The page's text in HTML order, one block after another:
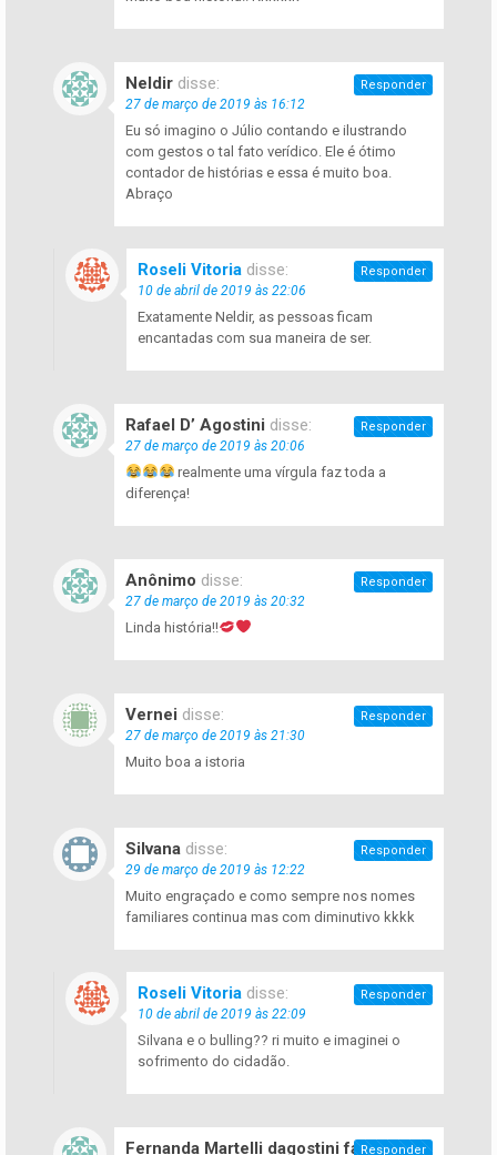
Neldir disse:
27 de março de 2019 às 16:12
Eu só imagino o Júlio contando e ilustrando
com gestos o tal fato verídico. Ele é ótimo
contador de histórias e essa é muito boa.
Abraço
Responder
Roseli Vitoria disse:
10 de abril de 2019 às 22:06
Exatamente Neldir, as pessoas ficam
encantadas com sua maneira de ser.
Responder
Rafael D’ Agostini disse:
27 de março de 2019 às 20:06
realmente uma vírgula faz toda a
diferença!
Responder
Anônimo disse:
27 de março de 2019 às 20:32
Linda história!!
Responder
Vernei disse:
27 de março de 2019 às 21:30
Muito boa a istoria
Responder
Silvana disse:
29 de março de 2019 às 12:22
Muito engraçado e como sempre nos nomes
familiares continua mas com diminutivo kkkk
Responder
Roseli Vitoria disse:
10 de abril de 2019 às 22:09
Silvana e o bulling?? ri muito e imaginei o
sofrimento do cidadão.
Responder
Fernanda Martelli dagostini faria disse:
Responder